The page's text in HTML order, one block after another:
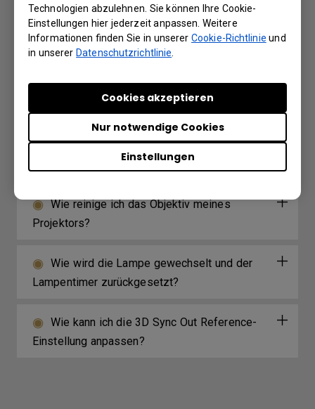
Technologien abzulehnen. Sie können Ihre Cookie-
Einstellungen hier jederzeit anpassen. Weitere
Informationen finden Sie in unsererCookie-Richtlinie und
in unserer Datenschutzrichtlinie
Einstellungen
Nur notwendige Cookies
Cookies akzeptieren
maximale Unterstützungsdistanz der
kabelgebundenen Fernbedienung?
kann dies behoben werden?
Was kann ich tun, wenn meine
Projektionsfläche bei Anwendung des
Dupliziermodus unter Windows kleiner wird?
Wie reinige ich das Objektiv meines
Projektors?
Wie wird die Lampe gewechselt und der
Lampentimer zurückgesetzt?
Wie kann ich die 3D Sync Out Reference-
Einstellung anpassen?